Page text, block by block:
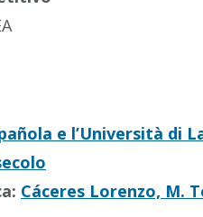
e l’Università di
Cáceres Lorenzo, M.